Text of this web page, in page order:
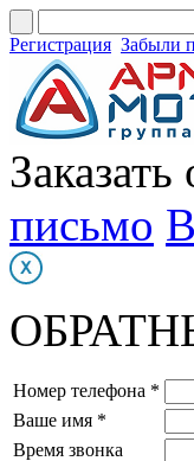
Регистрация Забыли
письмо
Номер телефона *
Ваше имя *
Время звонка